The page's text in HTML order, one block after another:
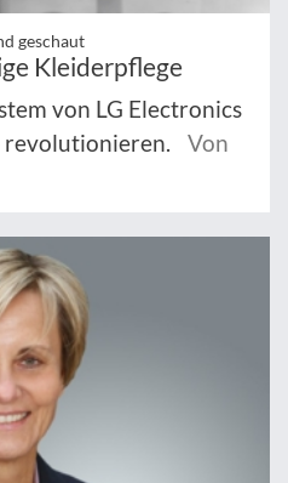
geschaut
Kleiderpflege
von LG Electronics
revolutionieren.
Von